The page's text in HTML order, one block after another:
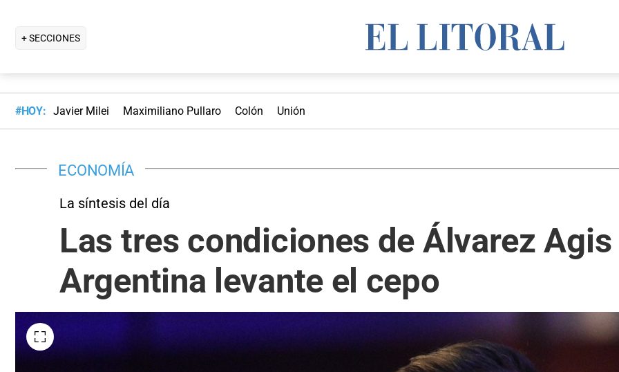
+ SECCIONES
#HOY: Javier Milei Maximiliano Pullaro Colón Unión
ECONOMÍA
La síntesis del día
Las tres condiciones de Álvarez
Argentina levante el cepo